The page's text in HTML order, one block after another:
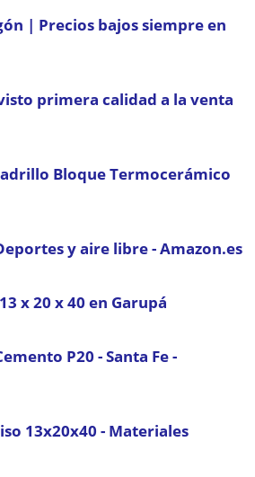
| Precios bajos siempre en
primera calidad a la venta
Bloque Termocerámico
y aire libre - Amazon.es
x 20 x 40 en Garupá
P20 - Santa Fe -
13x20x40 - Materiales